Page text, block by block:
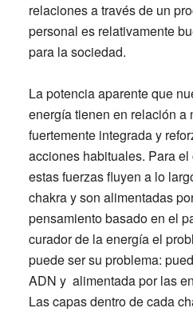
relaciones a través de un
personal es relativamente
para la sociedad.
La potencia aparente que
energía tienen en relación a
fuertemente integrada y
acciones habituales. Para
estas fuerzas fluyen a lo
chakra y son alimentadas
pensamiento basado en el
curador de la energía el
puede ser su problema:
ADN y alimentada por las
Las capas dentro de cada